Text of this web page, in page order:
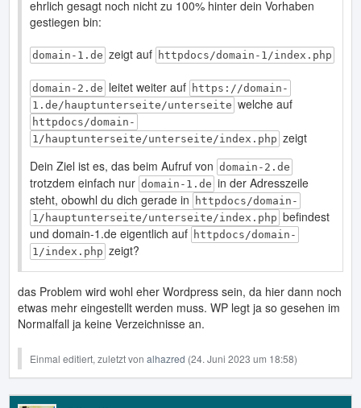
ehrlich gesagt noch nicht zu 100% hinter dein Vorhaben
gestiegen bin:
domain-1.de zeigt auf httpdocs/domain-1/index.php
domain-2.de leitet weiter auf https://domain-
1.de/hauptunterseite/unterseite welche auf
httpdocs/domain-
1/hauptunterseite/unterseite/index.php zeigt
Dein Ziel ist es, das beim Aufruf von domain-2.de
trotzdem einfach nur domain-1.de in der Adresszeile
steht, obowhl du dich gerade in
httpdocs/domain-
1/hauptunterseite/unterseite/index.php befindest
und domain-1.de eigentlich auf httpdocs/domain-
1/index.php zeigt?
das Problem wird wohl eher Wordpress sein, da hier dann noch
etwas mehr eingestellt werden muss. WP legt ja so gesehen im
Normalfall ja keine Verzeichnisse an.
Einmal editiert, zuletzt von alhazred (24. Juni 2023 um 18:58)